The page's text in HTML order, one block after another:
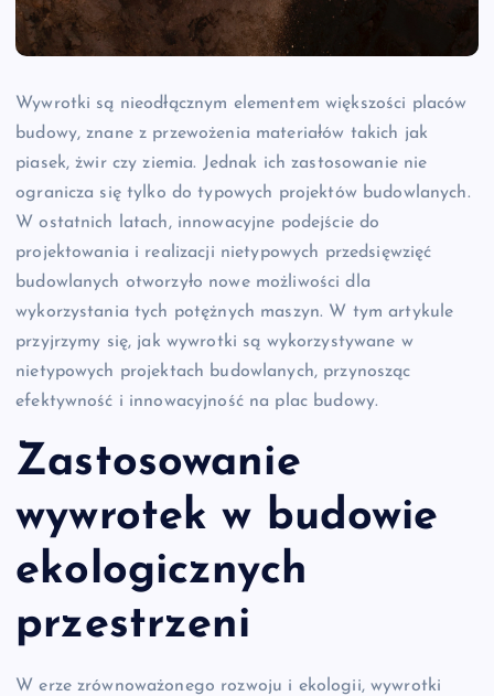
Wywrotki są nieodłącznym elementem większości placów
budowy, znane z przewożenia materiałów takich jak
piasek, żwir czy ziemia. Jednak ich zastosowanie nie
ogranicza się tylko do typowych projektów budowlanych.
W ostatnich latach, innowacyjne podejście do
projektowania i realizacji nietypowych przedsięwzięć
budowlanych otworzyło nowe możliwości dla
wykorzystania tych potężnych maszyn. W tym artykule
przyjrzymy się, jak wywrotki są wykorzystywane w
nietypowych projektach budowlanych, przynosząc
efektywność i innowacyjność na plac budowy.
Zastosowanie
wywrotek w budowie
ekologicznych
przestrzeni
W erze zrównoważonego rozwoju i ekologii, wywrotki